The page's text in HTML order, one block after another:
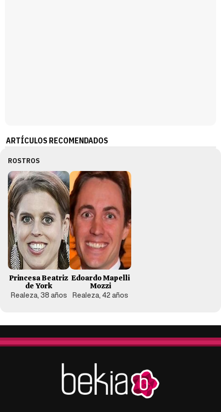
ARTÍCULOS RECOMENDADOS
ROSTROS
Princesa Beatriz
de York
Realeza, 38 años
Edoardo Mapelli
Mozzi
Realeza, 42 años